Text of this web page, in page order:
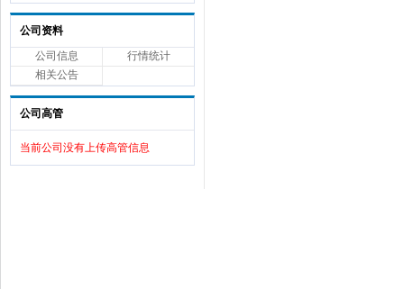
公司资料
公司信息
行情统计
相关公告
公司高管
当前公司没有上传高管信息